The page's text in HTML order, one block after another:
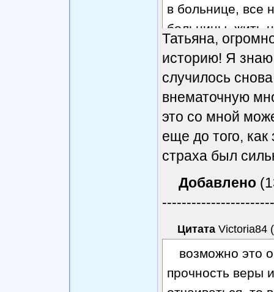
в больнице, все
больницы, жить
подошла ко мне
погадаю". И
думаю, утешает.
была уже с
решается.
Татьяна,
историю! Я
случилось
внематочную
это со мной
еще до того,
страха был
Добавлено
Цитата Victoria84 (
возможно это
прочность веры